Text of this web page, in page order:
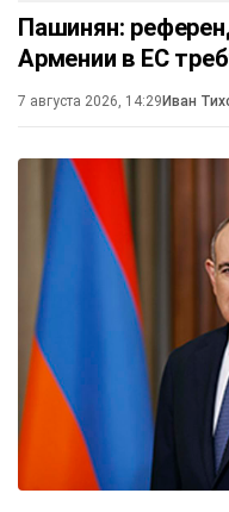
Пашинян:
Армении в ЕС
7 августа 2026, 14:29 Иван